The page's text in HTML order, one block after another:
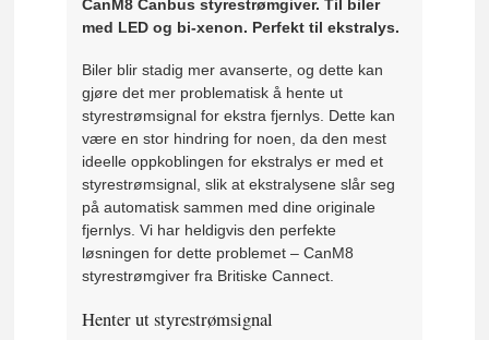
CanM8 Canbus styrestrømgiver. Til biler
med LED og bi-xenon. Perfekt til ekstralys.
Biler blir stadig mer avanserte, og dette kan
gjøre det mer problematisk å hente ut
styrestrømsignal for ekstra fjernlys. Dette kan
være en stor hindring for noen, da den mest
ideelle oppkoblingen for ekstralys er med et
styrestrømsignal, slik at ekstralysene slår seg
på automatisk sammen med dine originale
fjernlys. Vi har heldigvis den perfekte
løsningen for dette problemet – CanM8
styrestrømgiver fra Britiske Cannect.
Henter ut styrestrømsignal